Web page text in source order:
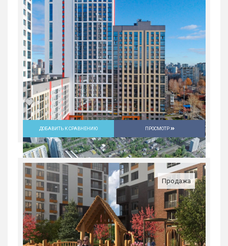
Студия в ЖК «Русь» на ВИЗе...
Россия, Свердловская область,
Екатеринбург
4 397 400 руб.
1 25/31
ДОБАВИТЬ К СРАВНЕНИЮ ПРОСМОТР
Продажа